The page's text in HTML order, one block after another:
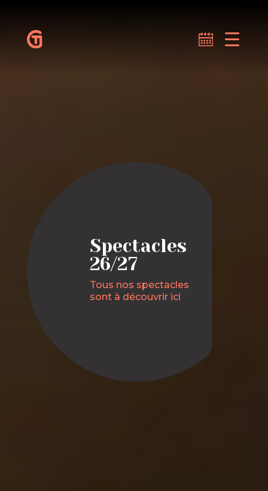
Spectacles
26/27
Tous nos spectacles
sont à découvrir ici